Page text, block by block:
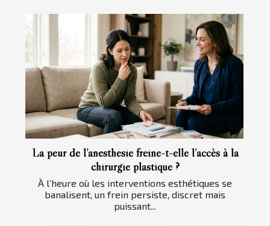
La peur de l’anesthésie freine-t-elle l’accès à la
chirurgie plastique ?
À l’heure où les interventions esthétiques se
banalisent, un frein persiste, discret mais
puissant...